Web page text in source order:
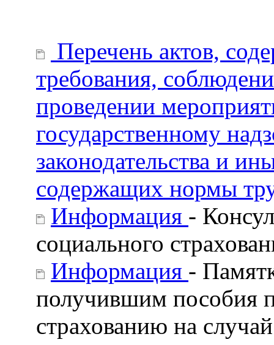
Перечень актов,
требования,
проведении
государственному
законодательства и
содержащих нормы
Информация -
социального
Информация -
получившим пособия
страхованию на